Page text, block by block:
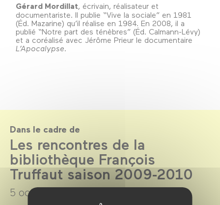
Gérard Mordillat , écrivain, réalisateur et
documentariste. Il publie “Vive la sociale” en 1981
(Éd. Mazarine) qu’il réalise en 1984. En 2008, il a
publié “Notre part des ténèbres” (Éd. Calmann-Lévy)
et a coréalisé avec Jérôme Prieur le documentaire
L’Apocalypse
Dans le cadre de
Les rencontres de la
bibliothèque François
Truffaut saison 2009-2010
5 octobre 2009 →